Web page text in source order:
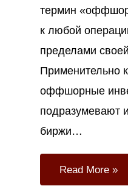
термин
к любой
пределами
Применительно
оффшорные
подразумевают
биржи…
Read More »